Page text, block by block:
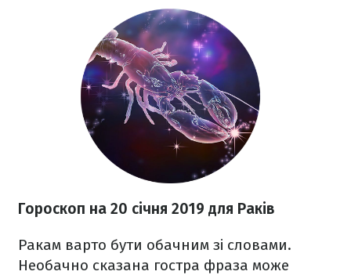
Гороскоп на 20 січня 2019 для Раків
Ракам варто бути обачним зі словами.
Необачно сказана гостра фраза може